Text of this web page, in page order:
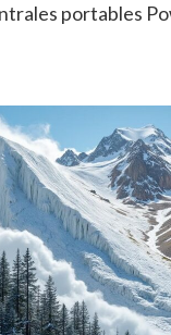
portables